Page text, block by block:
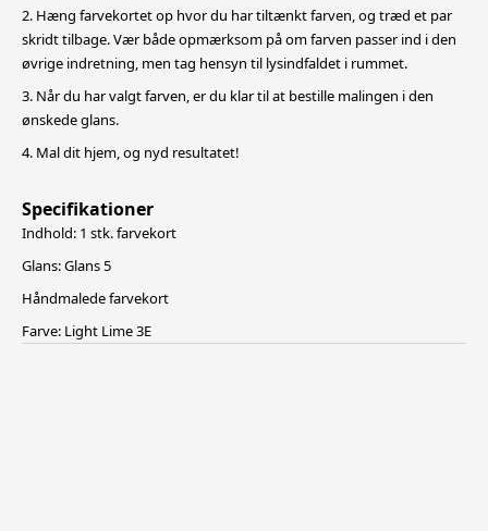
2. Hæng farvekortet op hvor du har tiltænkt farven, og træd et par
skridt tilbage. Vær både opmærksom på om farven passer ind i den
øvrige indretning, men tag hensyn til lysindfaldet i rummet.
3. Når du har valgt farven, er du klar til at bestille malingen i den
ønskede glans.
4. Mal dit hjem, og nyd resultatet!
Specifikationer
Indhold: 1 stk. farvekort
Glans: Glans 5
Håndmalede farvekort
Farve: Light Lime 3E